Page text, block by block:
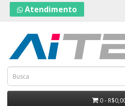
Atendimento
0 -